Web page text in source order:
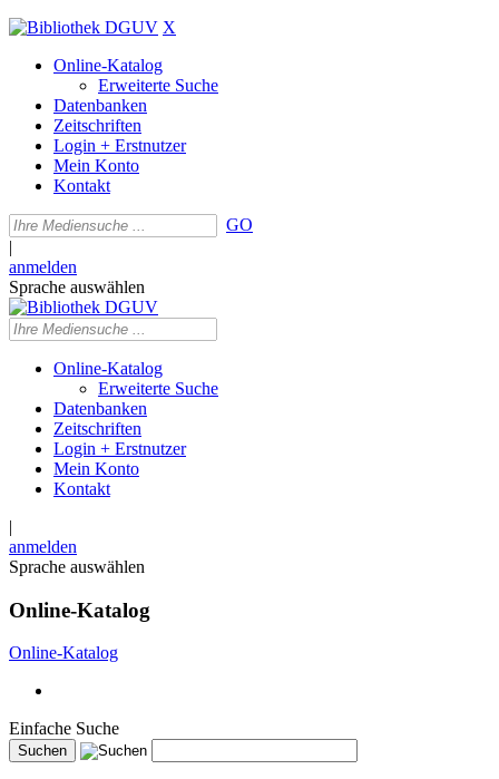
X
Online-Katalog
Erweiterte Suche
Datenbanken
Zeitschriften
Login + Erstnutzer
Mein Konto
Kontakt
GO
|
anmelden
Sprache auswählen
Online-Katalog
Erweiterte Suche
Datenbanken
Zeitschriften
Login + Erstnutzer
Mein Konto
Kontakt
|
anmelden
Sprache auswählen
Online-Katalog
Online-Katalog
Einfache Suche